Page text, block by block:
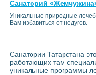
Санаторий
Уникальные природные
Вам избавиться от недугов.
Санатории Татарстана
работающих там
уникальные программы